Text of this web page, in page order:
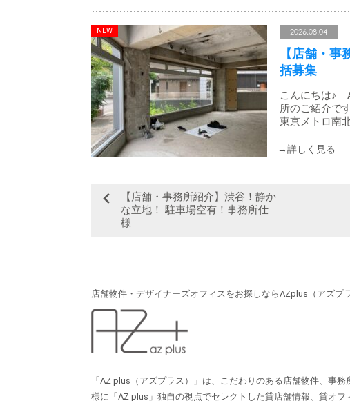
2026.08.04
【店舗・
括募集
こんにちは♪
所のご紹介で
東京メトロ南
【店舗・事務所紹介】渋谷！静か
な立地！ 駐車場空有！事務所仕
様
店舗物件・デザイナーズオフィスをお探しならAZplus（アズプラ
「AZ plus（アズプラス）」は、こだわりのある店舗物件、事
様に「AZ plus」独⾃の視点でセレクトした貸店舗情報、貸オフ